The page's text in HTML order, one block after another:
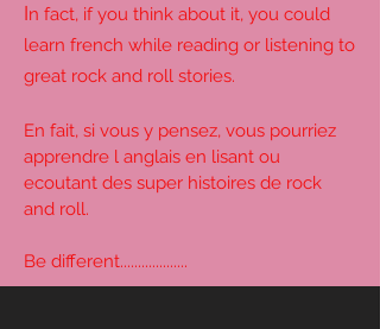
In fact, if you think about it, you could
learn french while reading or listening to
great rock and roll stories.
En fait, si vous y pensez, vous pourriez
apprendre l anglais en lisant ou
ecoutant des super histoires de rock
and roll.
Be different...................